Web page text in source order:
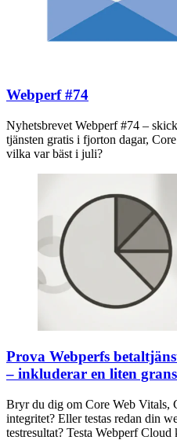
Webperf #74
Nyhetsbrevet Webperf #74 –
tjänsten gratis i fjorton dagar,
vilka var bäst i juli?
Prova Webperfs
– inkluderar en liten
Bryr du dig om Core Web Vitals,
integritet? Eller testas redan din
testresultat? Testa Webperf